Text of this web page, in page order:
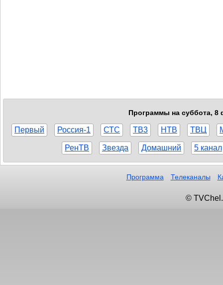
Программы на суббота, 8
Первый Россия-1 СТС ТВ3 НТВ ТВЦ
РенТВ Звезда Домашний 5 канал
Программа Телеканалы
©